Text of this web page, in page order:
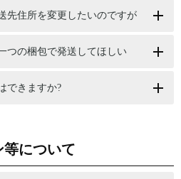
先住所を変更したいのですが
つの梱包で発送してほしい
できますか?
について